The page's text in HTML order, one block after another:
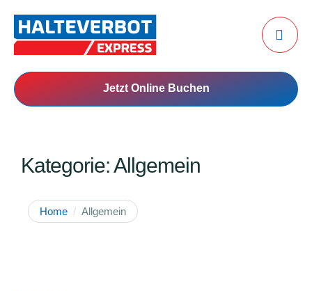
Jetzt Online Buchen
Kategorie:Allgemein
Home / Allgemein